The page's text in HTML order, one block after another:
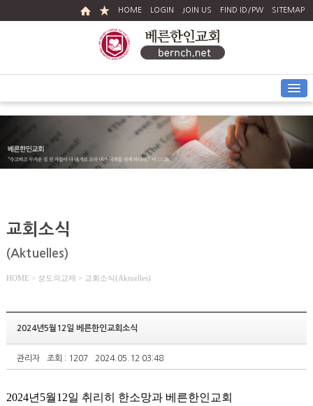
HOME LOGIN JOIN US FIND ID/PW SITEMAP
교회소식
(Aktuelles)
HOME > 성도의교제 > 교회소식(Aktuelles)
2024년5월12일 베른한인교회소식
관리자 조회 : 1207 2024.05.12 03:48
2024년 5월12일 취리히 한소망과 베른한인교회